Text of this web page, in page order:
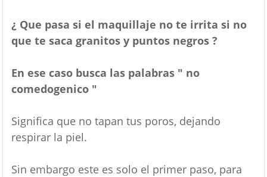
¿ Que pasa si el maquillaje no te irrita si no
que te saca granitos y puntos negros ?
En ese caso busca las palabras " no
comedogenico "
Significa que no tapan tus poros, dejando
respirar la piel.
Sin embargo este es solo el primer paso, para